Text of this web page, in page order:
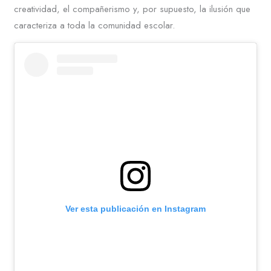
creatividad, el compañerismo y, por supuesto, la ilusión que
caracteriza a toda la comunidad escolar.
Ver esta publicación en Instagram